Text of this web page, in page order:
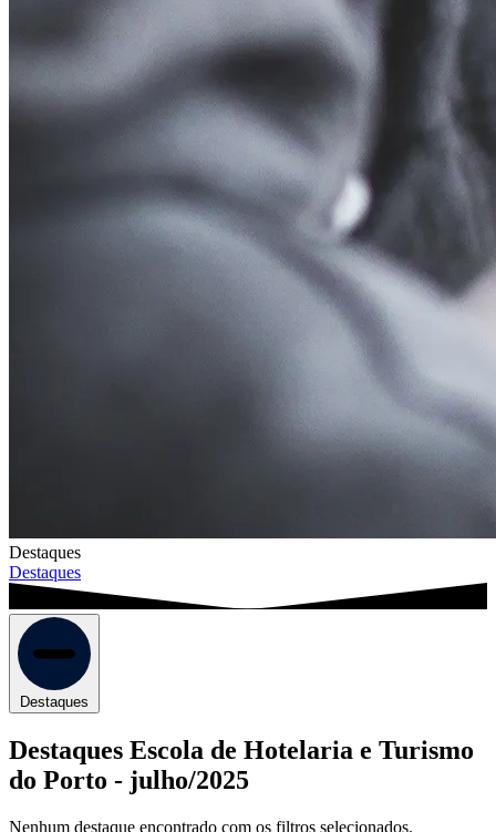
Destaques
Destaques
Destaques
Destaques Escola de Hotelaria e Turismo
do Porto - julho/2025
Nenhum destaque encontrado com os filtros selecionados.